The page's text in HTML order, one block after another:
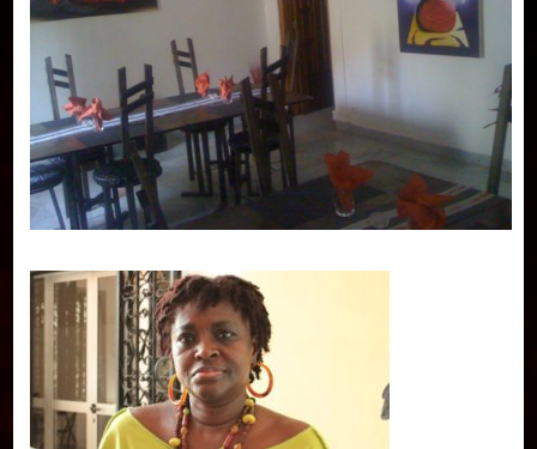
Publier un livre
Collections
Formation en Édition Numérique
Les ateliers d’écriture littéraire
Mame Hulo